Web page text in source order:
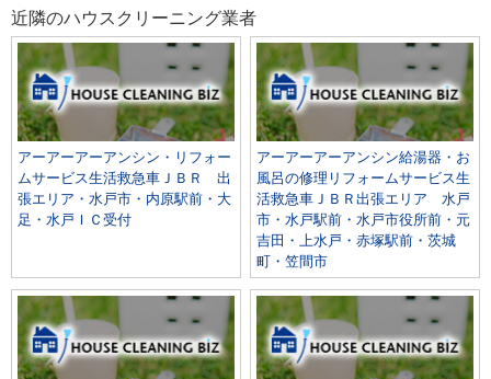
近隣のハウスクリーニング業者
アーアーアーアンシン・リフォー
ムサービス生活救急車ＪＢＲ 出
張エリア・水戸市・内原駅前・大
足・水戸ＩＣ受付
アーアーアーアンシン給湯器・お
風呂の修理リフォームサービス生
活救急車ＪＢＲ出張エリア 水戸
市・水戸駅前・水戸市役所前・元
吉田・上水戸・赤塚駅前・茨城
町・笠間市